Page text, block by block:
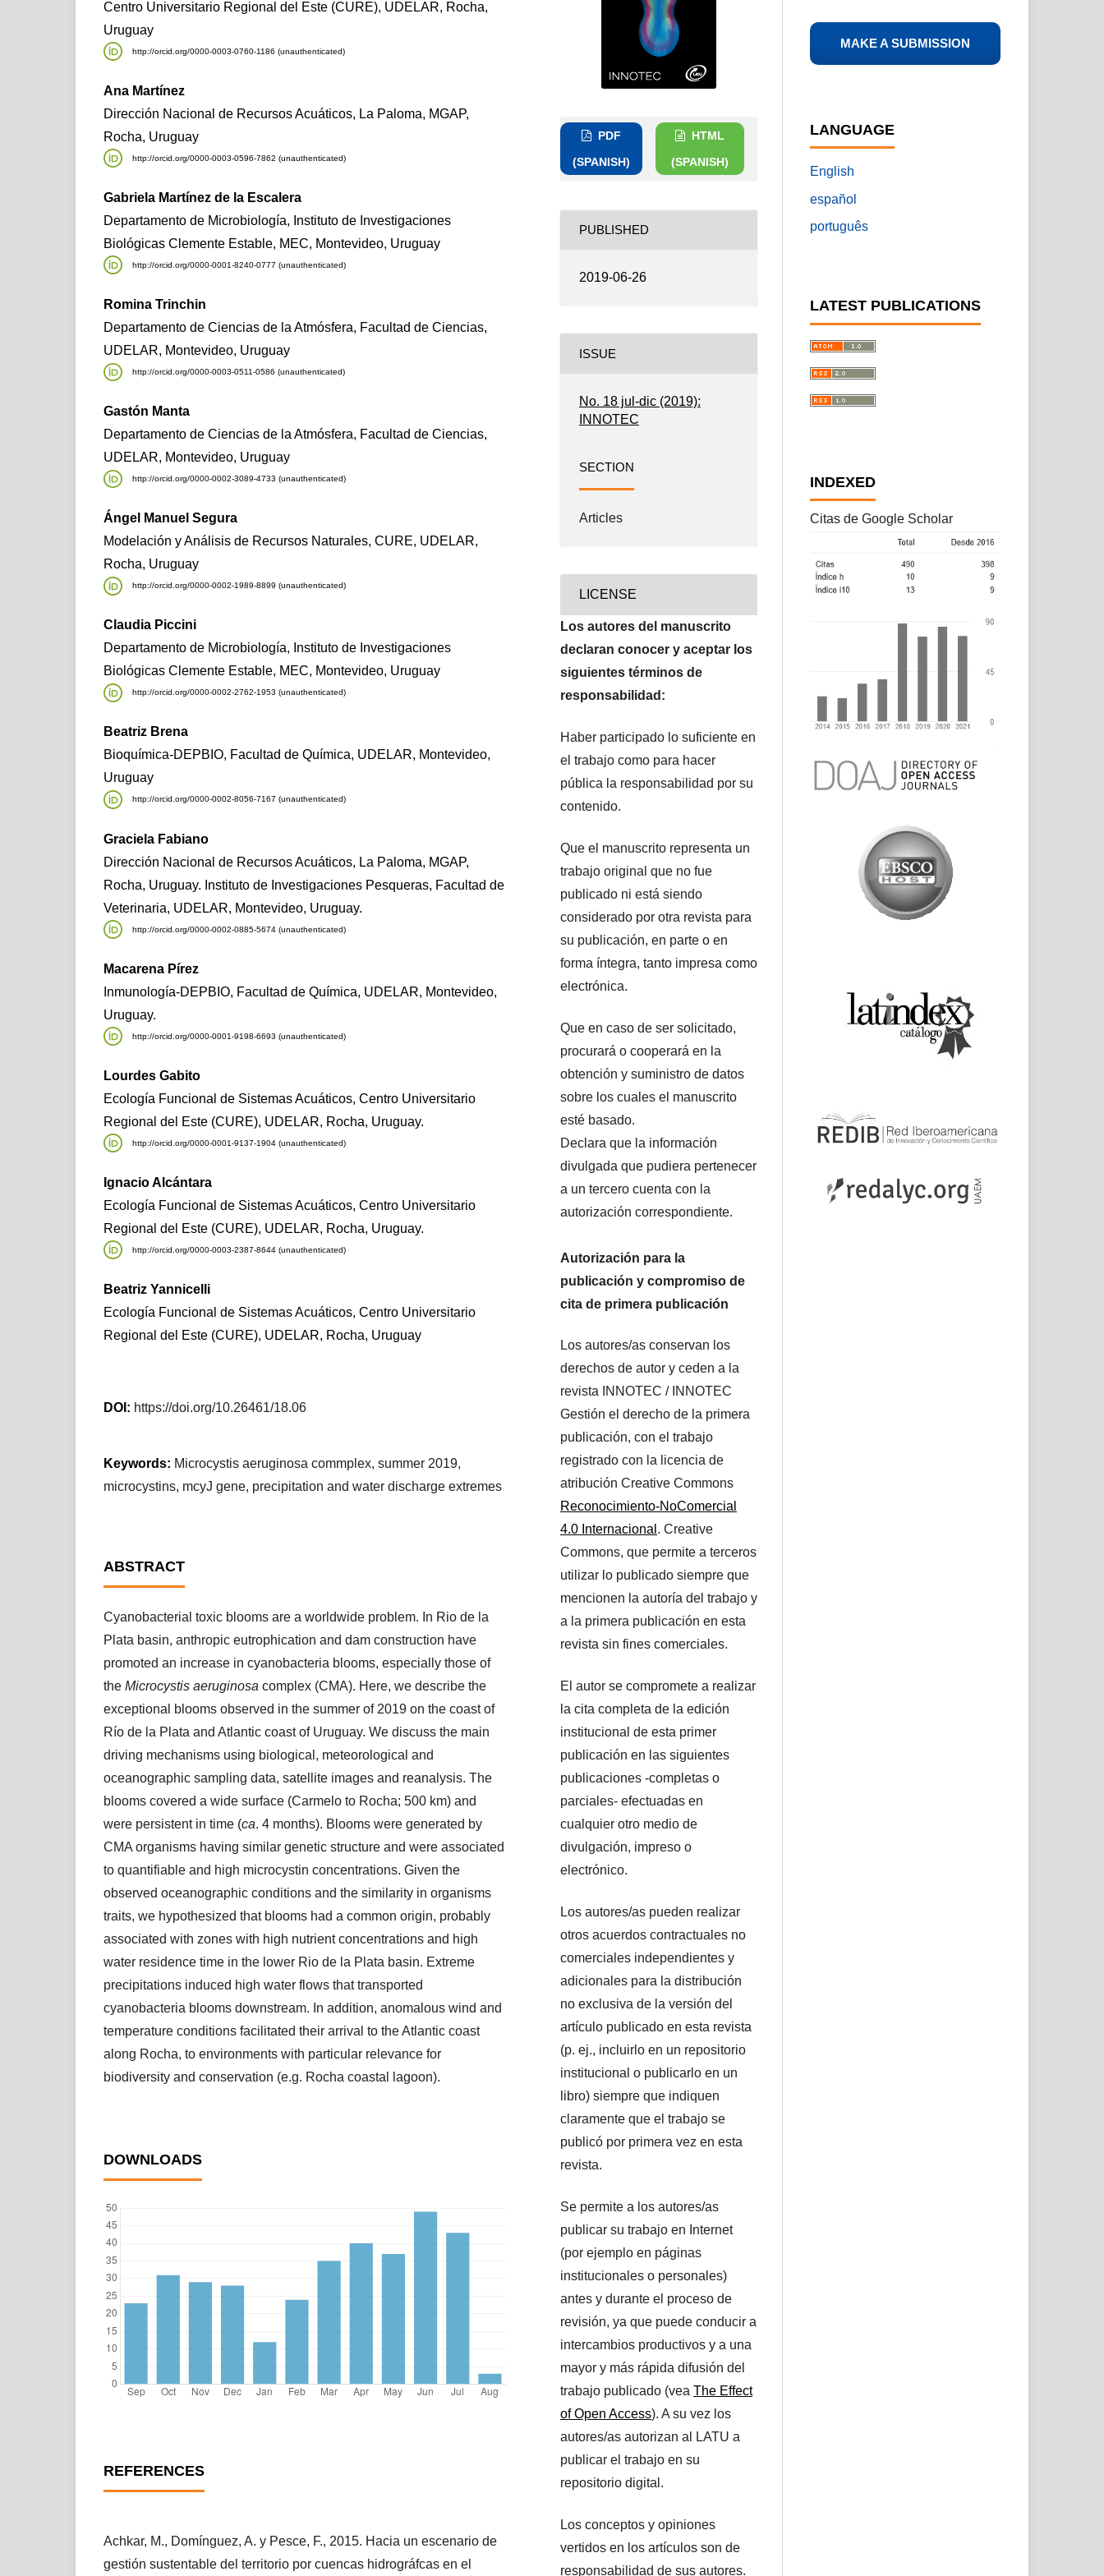
Centro Universitario Regional del Este (CURE), UDELAR, Rocha,
Uruguay
http://orcid.org/0000-0003-0760-1186 (unauthenticated)
Ana Martínez
Dirección Nacional de Recursos Acuáticos, La Paloma, MGAP,
Rocha, Uruguay
http://orcid.org/0000-0003-0596-7862 (unauthenticated)
Gabriela Martínez de la Escalera
Departamento de Microbiología, Instituto de Investigaciones
Biológicas Clemente Estable, MEC, Montevideo, Uruguay
http://orcid.org/0000-0001-8240-0777 (unauthenticated)
Romina Trinchin
Departamento de Ciencias de la Atmósfera, Facultad de Ciencias,
UDELAR, Montevideo, Uruguay
http://orcid.org/0000-0003-0511-0586 (unauthenticated)
Gastón Manta
Departamento de Ciencias de la Atmósfera, Facultad de Ciencias,
UDELAR, Montevideo, Uruguay
http://orcid.org/0000-0002-3089-4733 (unauthenticated)
Ángel Manuel Segura
Modelación y Análisis de Recursos Naturales, CURE, UDELAR,
Rocha, Uruguay
http://orcid.org/0000-0002-1989-8899 (unauthenticated)
Claudia Piccini
Departamento de Microbiología, Instituto de Investigaciones
Biológicas Clemente Estable, MEC, Montevideo, Uruguay
http://orcid.org/0000-0002-2762-1953 (unauthenticated)
Beatriz Brena
Bioquímica-DEPBIO, Facultad de Química, UDELAR, Montevideo,
Uruguay
http://orcid.org/0000-0002-8056-7167 (unauthenticated)
Graciela Fabiano
Dirección Nacional de Recursos Acuáticos, La Paloma, MGAP,
Rocha, Uruguay. Instituto de Investigaciones Pesqueras, Facultad de
Veterinaria, UDELAR, Montevideo, Uruguay.
http://orcid.org/0000-0002-0885-5674 (unauthenticated)
Macarena Pírez
Inmunología-DEPBIO, Facultad de Química, UDELAR, Montevideo,
Uruguay.
http://orcid.org/0000-0001-9198-6693 (unauthenticated)
Lourdes Gabito
Ecología Funcional de Sistemas Acuáticos, Centro Universitario
Regional del Este (CURE), UDELAR, Rocha, Uruguay.
http://orcid.org/0000-0001-9137-1904 (unauthenticated)
Ignacio Alcántara
Ecología Funcional de Sistemas Acuáticos, Centro Universitario
Regional del Este (CURE), UDELAR, Rocha, Uruguay.
http://orcid.org/0000-0003-2387-8644 (unauthenticated)
Beatriz Yannicelli
Ecología Funcional de Sistemas Acuáticos, Centro Universitario
Regional del Este (CURE), UDELAR, Rocha, Uruguay
DOI: https://doi.org/10.26461/18.06
Keywords: Microcystis aeruginosa commplex, summer 2019,
microcystins, mcyJ gene, precipitation and water discharge extremes
ABSTRACT
Cyanobacterial toxic blooms are a worldwide problem. In Rio de la
Plata basin, anthropic eutrophication and dam construction have
promoted an increase in cyanobacteria blooms, especially those of
theMicrocystis aeruginosa complex (CMA). Here, we describe the
exceptional blooms observed in the summer of 2019 on the coast of
Río de la Plata and Atlantic coast of Uruguay. We discuss the main
driving mechanisms using biological, meteorological and
oceanographic sampling data, satellite images and reanalysis. The
blooms covered a wide surface (Carmelo to Rocha; 500 km) and
were persistent in time (ca. 4 months). Blooms were generated by
CMA organisms having similar genetic structure and were associated
to quantifiable and high microcystin concentrations. Given the
observed oceanographic conditions and the similarity in organisms
traits, we hypothesized that blooms had a common origin, probably
associated with zones with high nutrient concentrations and high
water residence time in the lower Rio de la Plata basin. Extreme
precipitations induced high water flows that transported
cyanobacteria blooms downstream. In addition, anomalous wind and
temperature conditions facilitated their arrival to the Atlantic coast
along Rocha, to environments with particular relevance for
biodiversity and conservation (e.g. Rocha coastal lagoon).
DOWNLOADS
REFERENCES
Achkar, M., Domínguez, A. y Pesce, F., 2015. Hacia un escenario de
gestión sustentable del territorio por cuencas hidrográfcas en el
PDF
(SPANISH)
HTML
(SPANISH)
PUBLISHED
2019-06-26
ISSUE
No. 18 jul-dic (2019):
INNOTEC
SECTION
Articles
LICENSE
Los autores del manuscrito
declaran conocer y aceptar los
siguientes términos de
responsabilidad:
Haber participado lo suficiente en
el trabajo como para hacer
pública la responsabilidad por su
contenido.
Que el manuscrito representa un
trabajo original que no fue
publicado ni está siendo
considerado por otra revista para
su publicación, en parte o en
forma íntegra, tanto impresa como
electrónica.
Que en caso de ser solicitado,
procurará o cooperará en la
obtención y suministro de datos
sobre los cuales el manuscrito
esté basado.
Declara que la información
divulgada que pudiera pertenecer
a un tercero cuenta con la
autorización correspondiente.
Autorización para la
publicación y compromiso de
cita de primera publicación
Los autores/as conservan los
derechos de autor y ceden a la
revista INNOTEC / INNOTEC
Gestión el derecho de la primera
publicación, con el trabajo
registrado con la licencia de
atribución Creative Commons
Reconocimiento-NoComercial
4.0 Internacional . Creative
Commons, que permite a terceros
utilizar lo publicado siempre que
mencionen la autoría del trabajo y
a la primera publicación en esta
revista sin fines comerciales.
El autor se compromete a realizar
la cita completa de la edición
institucional de esta primer
publicación en las siguientes
publicaciones -completas o
parciales- efectuadas en
cualquier otro medio de
divulgación, impreso o
electrónico.
Los autores/as pueden realizar
otros acuerdos contractuales no
comerciales independientes y
adicionales para la distribución
no exclusiva de la versión del
artículo publicado en esta revista
(p. ej., incluirlo en un repositorio
institucional o publicarlo en un
libro) siempre que indiquen
claramente que el trabajo se
publicó por primera vez en esta
revista.
Se permite a los autores/as
publicar su trabajo en Internet
(por ejemplo en páginas
institucionales o personales)
antes y durante el proceso de
revisión, ya que puede conducir a
intercambios productivos y a una
mayor y más rápida difusión del
trabajo publicado (vea The Effect
of Open Access). A su vez los
autores/as autorizan al LATU a
publicar el trabajo en su
repositorio digital.
Los conceptos y opiniones
vertidos en los artículos son de
responsabilidad de sus autores.
MAKE A SUBMISSION
LANGUAGE
English
español
português
LATEST PUBLICATIONS
INDEXED
Citas de Google Scholar